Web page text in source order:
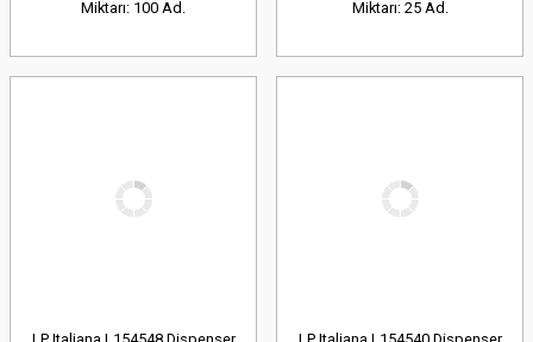
Miktarı: 100 Ad.
Miktarı: 25 Ad.